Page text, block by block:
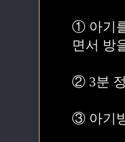
① 아기
면서 방
② 3분
③ 아기